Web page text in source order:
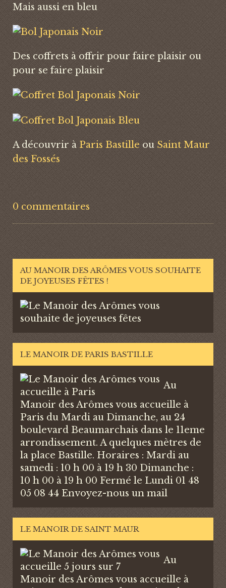
Mais aussi en bleu
Des coffrets à offrir pour faire plaisir ou
pour se faire plaisir
A découvrir àParis BastilleouSaint Maur
des Fossés
0 commentaires
AU MANOIR DES ARÔMES VOUS SOUHAITE
DE JOYEUSES FÊTES !
LE MANOIR DE PARIS BASTILLE
Au
Manoir des Arômes vous accueille à
Paris du Mardi au Dimanche, au 24
boulevard Beaumarchais dans le 11eme
arrondissement. A quelques mètres de
la place Bastille. Horaires : Mardi au
samedi : 10 h 00 à 19 h 30 Dimanche :
10 h 00 à 19 h 00 Fermé le Lundi 01 48
05 08 44 Envoyez-nous un mail
LE MANOIR DE SAINT MAUR
Au
Manoir des Arômes vous accueille à